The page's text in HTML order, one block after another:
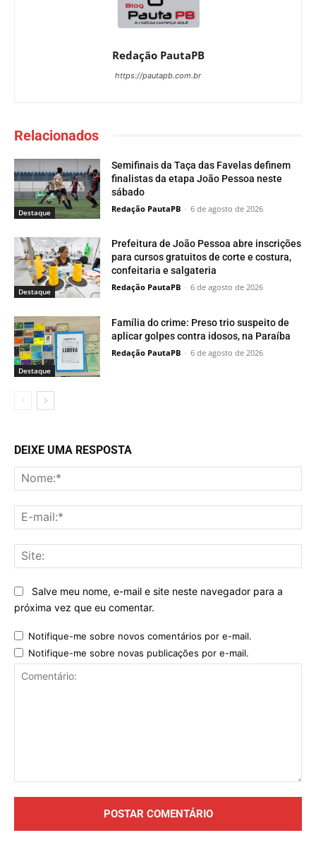
Redação PautaPB
https://pautapb.com.br
Relacionados
Destaque
Semifinais da Taça das Favelas definem
finalistas da etapa João Pessoa neste
sábado
Redação PautaPB - 6 de agosto de 2026
Destaque
Prefeitura de João Pessoa abre inscrições
para cursos gratuitos de corte e costura,
confeitaria e salgateria
Redação PautaPB - 6 de agosto de 2026
Destaque
Família do crime: Preso trio suspeito de
aplicar golpes contra idosos, na Paraíba
Redação PautaPB - 6 de agosto de 2026
DEIXE UMA RESPOSTA
Salve meu nome, e-mail e site neste navegador para a
próxima vez que eu comentar.
Notifique-me sobre novos comentários por e-mail.
Notifique-me sobre novas publicações por e-mail.